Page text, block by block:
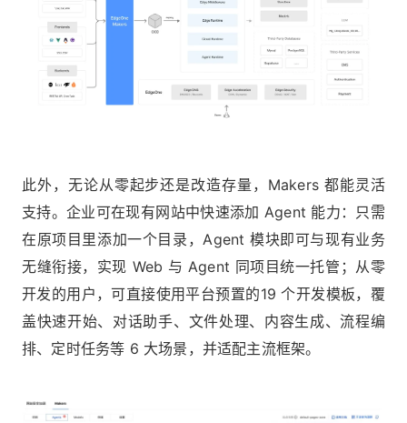
此外，无论从零起步还是改造存量，Makers 都能灵活
支持。企业可在现有网站中快速添加 Agent 能力：只需
在原项目里添加一个目录，Agent 模块即可与现有业务
无缝衔接，实现 Web 与 Agent 同项目统一托管；从零
开发的用户，可直接使用平台预置的19 个开发模板，覆
盖快速开始、对话助手、文件处理、内容生成、流程编
排、定时任务等 6 大场景，并适配主流框架。